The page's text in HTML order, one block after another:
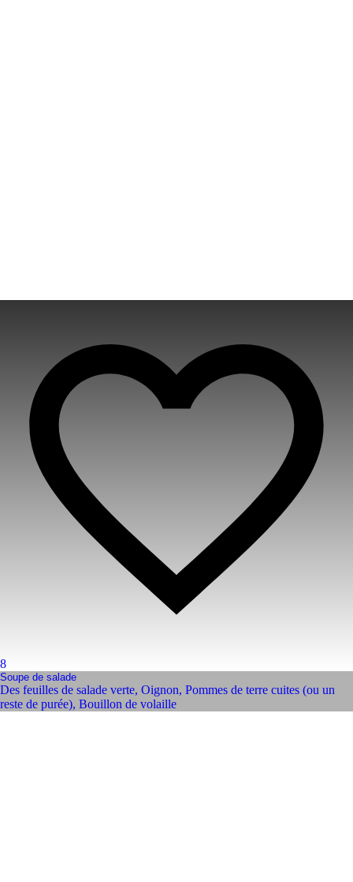
8
Soupe de salade
Des feuilles de salade verte, Oignon, Pommes de terre cuites (ou un
reste de purée), Bouillon de volaille